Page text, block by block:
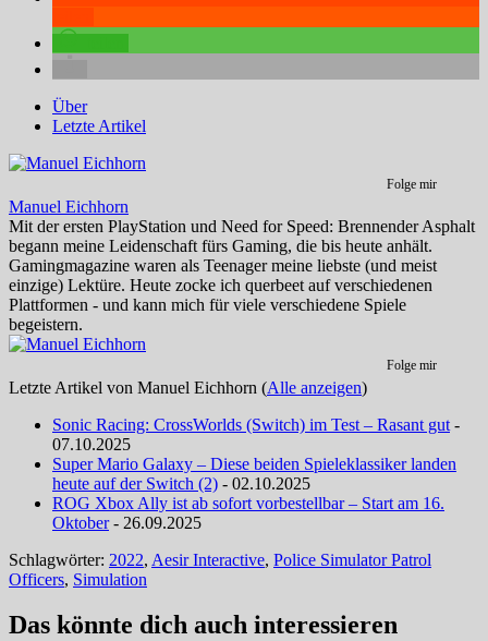
Über
Letzte Artikel
Folge mir
Manuel Eichhorn
Mit der ersten PlayStation und Need for Speed: Brennender Asphalt
begann meine Leidenschaft fürs Gaming, die bis heute anhält.
Gamingmagazine waren als Teenager meine liebste (und meist
einzige) Lektüre. Heute zocke ich querbeet auf verschiedenen
Plattformen - und kann mich für viele verschiedene Spiele
begeistern.
Folge mir
Letzte Artikel von Manuel Eichhorn (Alle anzeigen)
Sonic Racing: CrossWorlds (Switch) im Test – Rasant gut -
07.10.2025
Super Mario Galaxy – Diese beiden Spieleklassiker landen
heute auf der Switch (2) - 02.10.2025
ROG Xbox Ally ist ab sofort vorbestellbar – Start am 16.
Oktober- 26.09.2025
Schlagwörter: 2022, Aesir Interactive, Police Simulator Patrol
Officers, Simulation
Das könnte dich auch interessieren